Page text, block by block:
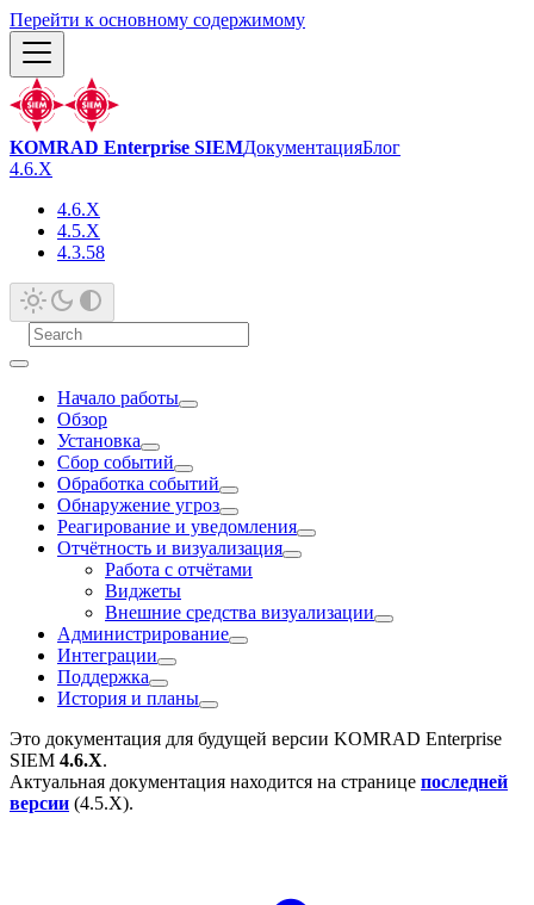
Перейти к основному содержимому
KOMRAD Enterprise SIEMДокументацияБлог
4.6.X
4.6.X
4.5.X
4.3.58
Начало работы
Обзор
Установка
Сбор событий
Обработка событий
Обнаружение угроз
Реагирование и уведомления
Отчётность и визуализация
Работа с отчётами
Виджеты
Внешние средства визуализации
Администрирование
Интеграции
Поддержка
История и планы
Это документация для будущей версии KOMRAD Enterprise
SIEM 4.6.X.
Актуальная документация находится на странице последней
версии (4.5.X).